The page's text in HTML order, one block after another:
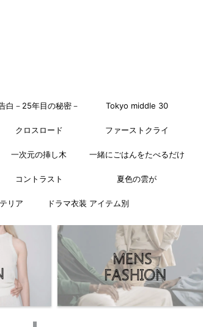
白－25年目の秘密－ Tokyo middle 30
クロスロード ファーストクライ
一次元の挿し木 一緒にごはんをたべるだけ
コントラスト 夏色の雲が
リア ドラマ衣装 アイテム別